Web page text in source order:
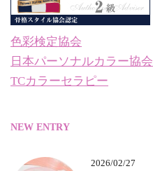
色彩検定協会
日本パーソナルカラー協会
TCカラーセラピー
NEW ENTRY
2026/02/27